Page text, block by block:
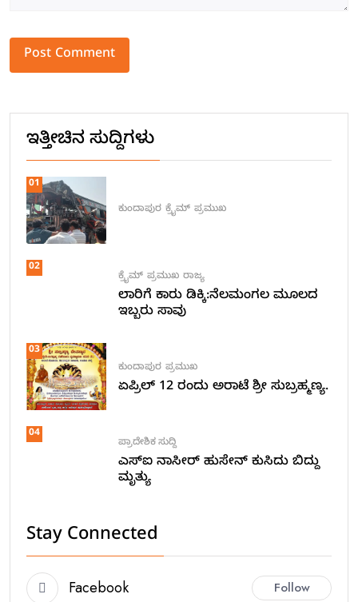
ಇತ್ತೀಚಿನ ಸುದ್ದಿಗಳು
01
ಕುಂದಾಪುರ ಕ್ರೈಮ್ ಪ್ರಮುಖ
02
ಕ್ರೈಮ್ ಪ್ರಮುಖ ರಾಜ್ಯ
ಲಾರಿಗೆ ಕಾರು ಡಿಕ್ಕಿ:ನೆಲಮಂಗಲ ಮೂಲದ
ಇಬ್ಬರು ಸಾವು
03
ಕುಂದಾಪುರ ಪ್ರಮುಖ
ಏಪ್ರಿಲ್ 12 ರಂದು ಅರಾಟೆ ಶ್ರೀ ಸುಬ್ರಹ್ಮಣ್ಯ.
04
ಪ್ರಾದೇಶಿಕ ಸುದ್ದಿ
ಎಸ್ಐ ನಾಸೀರ್ ಹುಸೇನ್ ಕುಸಿದು ಬಿದ್ದು
ಮೃತ್ಯು
Stay Connected
Facebook Follow